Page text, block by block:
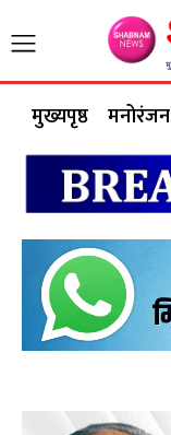
मुख्यपृष्ठ मनोरंजन